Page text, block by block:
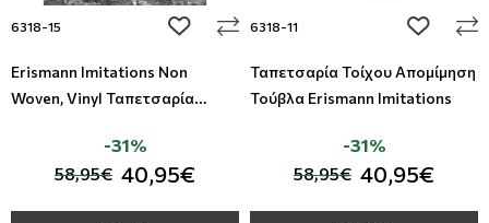
6318-15 add to wishlist
Erismann Imitations Non
Woven, Vinyl Ταπετσαρία
58,95€ 40,95€
-31%
6318-11 add to
Ταπετσαρία Τοίχου Απομίμηση
Τούβλα Erismann Imitations
58,95€ 40,95€
-31%